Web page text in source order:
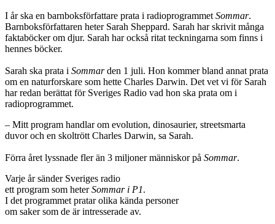
I år ska en barnboksförfattare prata i radioprogrammet Sommar.
Barnboksförfattaren heter Sarah Sheppard. Sarah har skrivit många
faktaböcker om djur. Sarah har också ritat teckningarna som finns i
hennes böcker.
Sarah ska prata i Sommarden 1 juli. Hon kommer bland annat prata
om en naturforskare som hette Charles Darwin. Det vet vi för Sarah
har redan berättat för Sveriges Radio vad hon ska prata om i
radioprogrammet.
– Mitt program handlar om evolution, dinosaurier, streetsmarta
duvor och en skoltrött Charles Darwin, sa Sarah.
Förra året lyssnade fler än 3 miljoner människor på Sommar.
Varje år sänder Sveriges radio
ett program som heterSommar i P1.
I det programmet pratar olika kända personer
om saker som de är intresserade av.